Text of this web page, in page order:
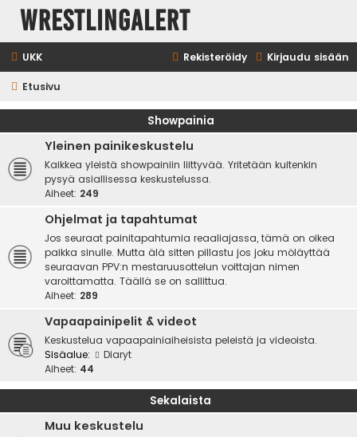
WrestlingAlert
UKK Kirjaudu sisään
Rekisteröidy
Etusivu
Showpainia
Yleinen painikeskustelu
Kaikkea yleistä showpainiin liittyvää. Yritetään kuitenkin
pysyä asiallisessa keskustelussa.
Aiheet: 249
Ohjelmat ja tapahtumat
Jos seuraat painitapahtumia reaaliajassa, tämä on oikea
paikka sinulle. Mutta älä sitten pillastu jos joku möläyttää
seuraavan PPV:n mestaruusottelun voittajan nimen
varoittamatta. Täällä se on sallittua.
Aiheet: 289
Vapaapainipelit & videot
Keskustelua vapaapainiaiheisista peleistä ja videoista.
Sisäalue:
Diaryt
Aiheet: 44
Sekalaista
Muu keskustelu